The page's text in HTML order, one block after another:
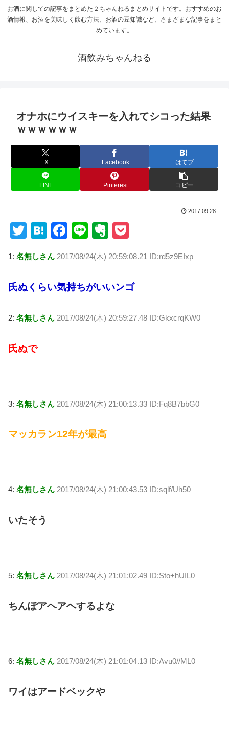
お酒に関しての記事をまとめた２ちゃんねるまとめサイトです。おすすめのお
酒情報、お酒を美味しく飲む方法、お酒の豆知識など、さまざまな記事をまと
めています。
酒飲みちゃんねる
オナホにウイスキーを入れてシコった結果
ｗｗｗｗｗｗ
X Facebook はてブ
LINE Pinterest コピー
2017.09.28
T
tt
er
H
e
n
a
F
c
e
b
o
Li
e
E
er
n
ot
e
ck
et
1: 名無しさん 2017/08/24(木) 20:59:08.21 ID:rd5z9EIxp
氏ぬくらい気持ちがいいンゴ
2: 名無しさん 2017/08/24(木) 20:59:27.48 ID:GkxcrqKW0
氏ぬで
3: 名無しさん 2017/08/24(木) 21:00:13.33 ID:Fq8B7bbG0
マッカラン12年が最高
4: 名無しさん 2017/08/24(木) 21:00:43.53 ID:sqlf/Uh50
いたそう
5: 名無しさん 2017/08/24(木) 21:01:02.49 ID:Sto+hUIL0
ちんぽアヘアヘするよな
6: 名無しさん 2017/08/24(木) 21:01:04.13 ID:Avu0//ML0
ワイはアードベックや